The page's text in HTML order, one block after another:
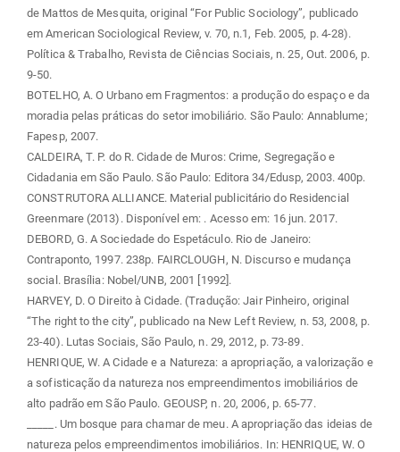
de Mattos de Mesquita, original “For Public Sociology”, publicado
em American Sociological Review, v. 70, n.1, Feb. 2005, p. 4-28).
Política & Trabalho, Revista de Ciências Sociais, n. 25, Out. 2006, p.
9-50.
BOTELHO, A. O Urbano em Fragmentos: a produção do espaço e da
moradia pelas práticas do setor imobiliário. São Paulo: Annablume;
Fapesp, 2007.
CALDEIRA, T. P. do R. Cidade de Muros: Crime, Segregação e
Cidadania em São Paulo. São Paulo: Editora 34/Edusp, 2003. 400p.
CONSTRUTORA ALLIANCE. Material publicitário do Residencial
Greenmare (2013). Disponível em: . Acesso em: 16 jun. 2017.
DEBORD, G. A Sociedade do Espetáculo. Rio de Janeiro:
Contraponto, 1997. 238p. FAIRCLOUGH, N. Discurso e mudança
social. Brasília: Nobel/UNB, 2001 [1992].
HARVEY, D. O Direito à Cidade. (Tradução: Jair Pinheiro, original
“The right to the city”, publicado na New Left Review, n. 53, 2008, p.
23-40). Lutas Sociais, São Paulo, n. 29, 2012, p. 73-89.
HENRIQUE, W. A Cidade e a Natureza: a apropriação, a valorização e
a sofisticação da natureza nos empreendimentos imobiliários de
alto padrão em São Paulo. GEOUSP, n. 20, 2006, p. 65-77.
_____. Um bosque para chamar de meu. A apropriação das ideias de
natureza pelos empreendimentos imobiliários. In: HENRIQUE, W. O